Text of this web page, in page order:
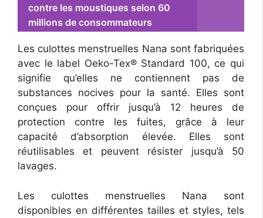
contre les moustiques selon 60
millions de consommateurs
Les culottes menstruelles Nana sont fabriquées
avec le label Oeko-Tex® Standard 100, ce qui
signifie qu’elles ne contiennent pas de
substances nocives pour la santé. Elles sont
conçues pour offrir jusqu’à 12 heures de
protection contre les fuites, grâce à leur
capacité d’absorption élevée. Elles sont
réutilisables et peuvent résister jusqu’à 50
lavages.
Les culottes menstruelles Nana sont
disponibles en différentes tailles et styles, tels